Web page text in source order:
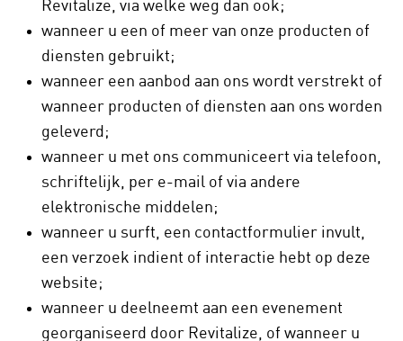
Revitalize, via welke weg dan ook;
wanneer u een of meer van onze producten of
diensten gebruikt;
wanneer een aanbod aan ons wordt verstrekt of
wanneer producten of diensten aan ons worden
geleverd;
wanneer u met ons communiceert via telefoon,
schriftelijk, per e-mail of via andere
elektronische middelen;
wanneer u surft, een contactformulier invult,
een verzoek indient of interactie hebt op deze
website;
wanneer u deelneemt aan een evenement
georganiseerd door Revitalize, of wanneer u